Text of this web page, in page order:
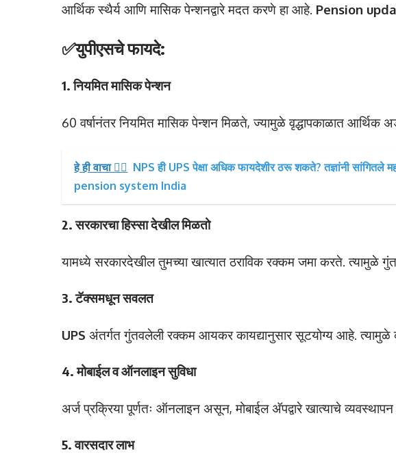
आर्थिक स्थैर्य आणि मासिक पेन्शनद्वारे मदत करणे हा आहे. Pension
✅युपीएसचे फायदे:
1. नियमित मासिक पेन्शन
60 वर्षानंतर नियमित मासिक पेन्शन मिळते, ज्यामुळे वृद्धापकाळात आर्थिक
हे ही वाचा 👉🏻 NPS ही UPS पेक्षा अधिक फायदेशीर ठरू शकते? तज्ञांनी सांगितले
pension system India
2. सरकारचा हिस्सा देखील मिळतो
यामध्ये सरकारदेखील तुमच्या खात्यात ठराविक रक्कम जमा करते. त्यामुळे
3. टॅक्समधून सवलत
UPS अंतर्गत गुंतवलेली रक्कम आयकर कायद्यानुसार सूटयोग्य आहे. त्यामुळे
4. मोबाईल व ऑनलाइन सुविधा
अर्ज प्रक्रिया पूर्णतः ऑनलाइन असून, मोबाईल अ‍ॅपद्वारे खात्याचे
5. वारसदार लाभ